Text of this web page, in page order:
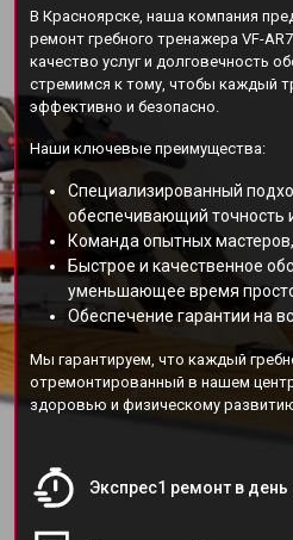
В Красноярске, наша компания
ремонт гребного тренажера VF-
качество услуг и долговечность
стремимся к тому, чтобы каждый
эффективно и безопасно.
Наши ключевые преимущества:
Специализированный
обеспечивающий точность
Команда опытных
Быстрое и качественное
уменьшающее время
Обеспечение гарантии на
Мы гарантируем, что каждый
отремонтированный в нашем
здоровью и физическому
Экспрес1 ремонт в